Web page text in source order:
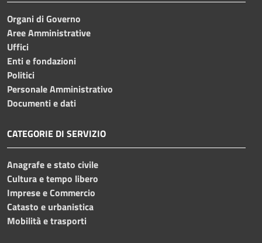
Organi di Governo
Aree Amministrative
Uffici
Enti e fondazioni
Politici
Personale Amministrativo
Documenti e dati
CATEGORIE DI SERVIZIO
Anagrafe e stato civile
Cultura e tempo libero
Imprese e Commercio
Catasto e urbanistica
Mobilità e trasporti